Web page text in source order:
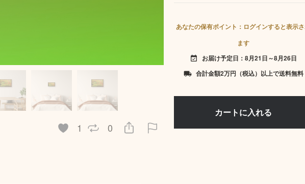
1 0
あなたの保有ポイント：ログインすると表示
ます
event_available お届け予定日：8月21日～8月26日
local_shipping 合計金額2万円（税込）以上で送料無料